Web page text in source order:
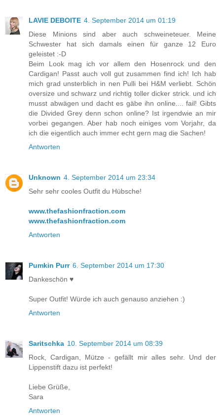
LAVIE DEBOITE 4. September 2014 um 01:19
Diese Minions sind aber auch schweineteuer. Meine
Schwester hat sich damals einen für ganze 12 Euro
geleistet :-D
Beim Look mag ich vor allem den Hosenrock und den
Cardigan! Passt auch voll gut zusammen find ich! Ich hab
mich grad unsterblich in nen Pulli bei H&M verliebt. Schön
oversize und schwarz und richtig toller dicker strick. und ich
musst abwägen und dacht es gäbe ihn online.... fail! Gibts
die Divided Grey denn schon online? Ist irgendwie an mir
vorbei gegangen. Aber hab noch einiges vom Vorjahr, da
ich die eigentlich auch immer echt gern mag die Sachen!
Antworten
Unknown 4. September 2014 um 23:34
Sehr sehr cooles Outfit du Hübsche!
www.thefashionfraction.com
www.thefashionfraction.com
Antworten
Pumkin Purr 6. September 2014 um 17:30
Dankeschön ♥
Super Outfit! Würde ich auch genauso anziehen :)
Antworten
Saritschka 10. September 2014 um 08:39
Rock, Cardigan, Mütze - gefällt mir alles sehr. Und der
Lippenstift dazu ist perfekt!
Liebe Grüße,
Sara
Antworten